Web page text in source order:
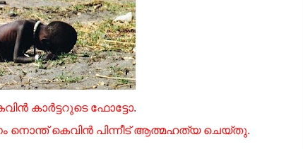
കാര്‍ട്ടറുടെ ഫോട്ടോ.
കെവിന്‍ പിന്നീട് ആത്മഹത്യ ചെയ്തു.